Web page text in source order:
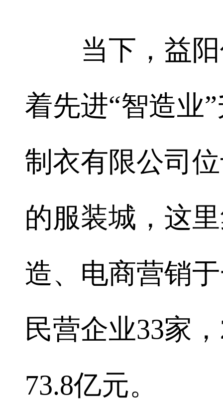
当下，益阳
着先进“智造业
制衣有限公司
的服装城，这
造、电商营销
民营企业33家
73.8亿元。